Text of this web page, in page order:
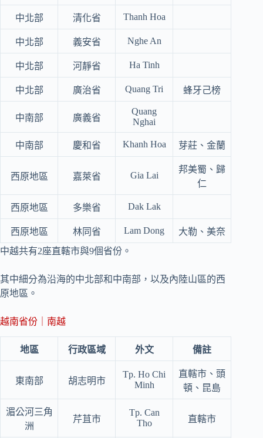
中北部 清化省 Thanh Hoa
中北部 義安省 Nghe An
中北部 河靜省 Ha Tinh
中北部 廣治省 Quang Tri 蜂牙己榜
中南部 廣義省
Quang
Nghai
中南部 慶和省 Khanh Hoa 芽莊、金蘭
西原地區 嘉萊省 Gia Lai
邦美蜀、歸
仁
西原地區 多樂省 Dak Lak
西原地區 林同省 Lam Dong
大勒、美奈
中越共有2座直轄市與9個省份。
其中細分為沿海的中北部和中南部，以及內陸山區的西
原地區。
越南省份｜南越
地區 行政區域 外文 備註
東南部 胡志明市
Tp. Ho Chi
Minh
直轄市、頭
頓、昆島
湄公河三角
洲
芹苴市
Tp. Can
Tho
直轄市